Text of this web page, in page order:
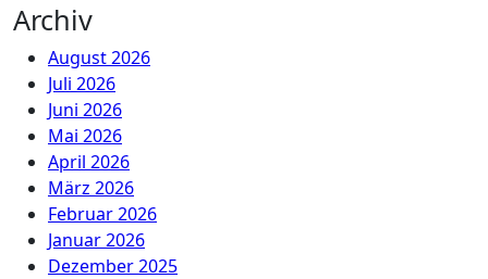
Archiv
August 2026
Juli 2026
Juni 2026
Mai 2026
April 2026
März 2026
Februar 2026
Januar 2026
Dezember 2025